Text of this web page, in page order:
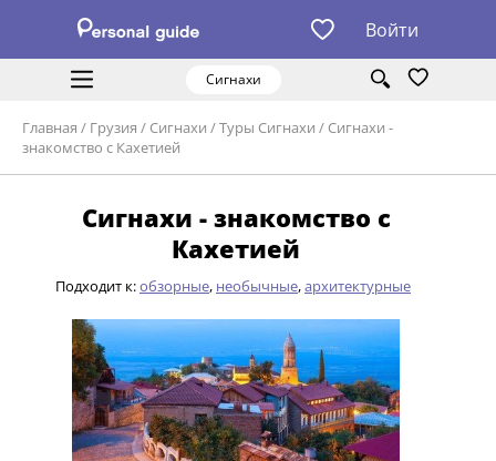
Войти
Сигнахи
Главная / Грузия / Сигнахи /Туры Сигнахи / Сигнахи -
знакомство с Кахетией
Сигнахи - знакомство с
Кахетией
Подходит к:обзорные, необычные,архитектурные